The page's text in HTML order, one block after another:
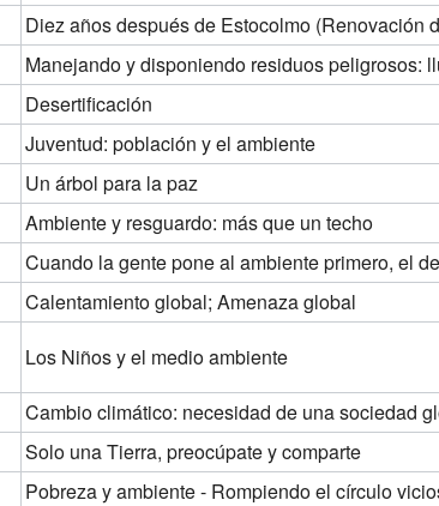
Diez años después de Estocolmo (Renovación
Manejando y disponiendo residuos peligrosos:
Desertificación
Juventud: población y el ambiente
Un árbol para la paz
Ambiente y resguardo: más que un techo
Cuando la gente pone al ambiente primero, el
Calentamiento global; Amenaza global
Los Niños y el medio ambiente
Cambio climático: necesidad de una sociedad
Solo una Tierra, preocúpate y comparte
Pobreza y ambiente - Rompiendo el círculo